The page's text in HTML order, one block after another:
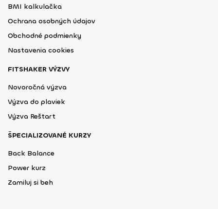
BMI kalkulačka
Ochrana osobných údajov
Obchodné podmienky
Nastavenia cookies
FITSHAKER VÝZVY
Novoročná výzva
Výzva do plaviek
Výzva Reštart
ŠPECIALIZOVANÉ KURZY
Back Balance
Power kurz
Zamiluj si beh